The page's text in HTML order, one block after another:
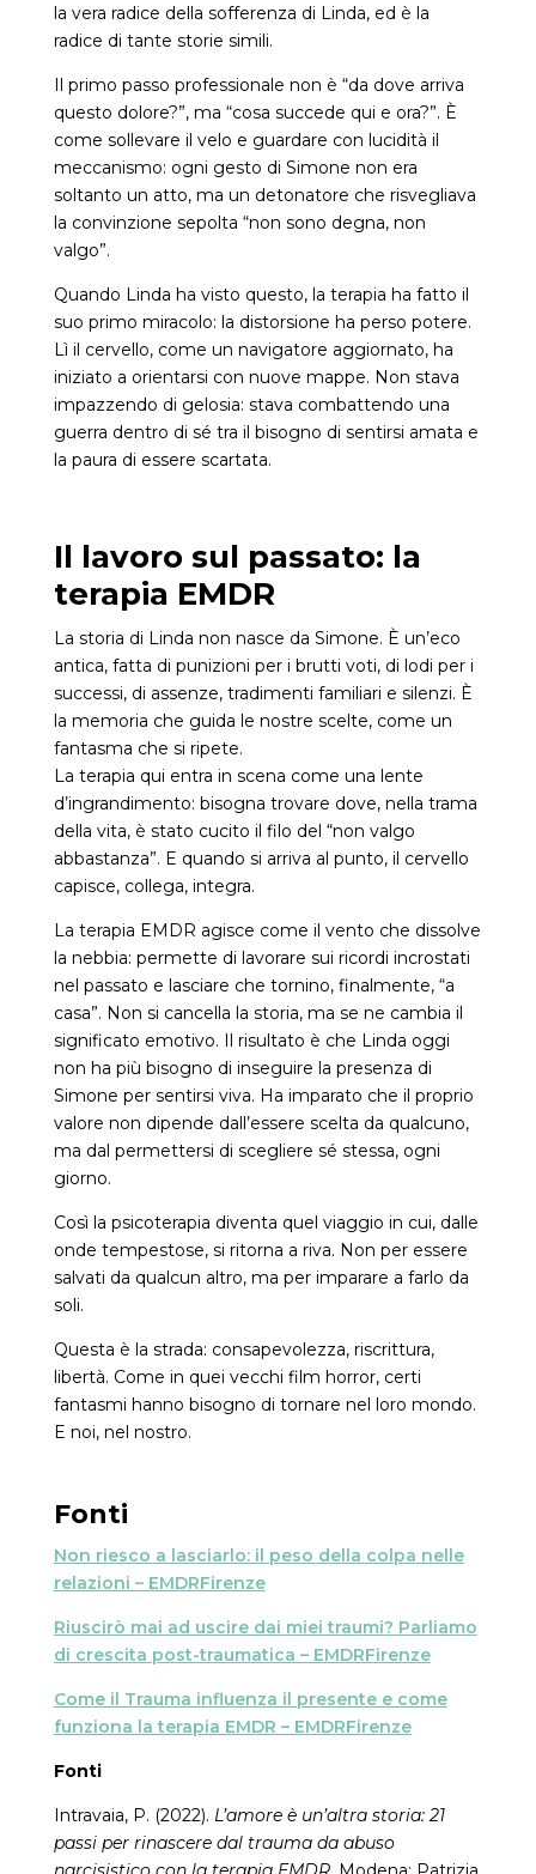
la vera radice della sofferenza di Linda, ed è la
radice di tante storie simili.
Il primo passo professionale non è “da dove arriva
questo dolore?”, ma “cosa succede qui e ora?”. È
come sollevare il velo e guardare con lucidità il
meccanismo: ogni gesto di Simone non era
soltanto un atto, ma un detonatore che risvegliava
la convinzione sepolta “non sono degna, non
valgo”.
Quando Linda ha visto questo, la terapia ha fatto il
suo primo miracolo: la distorsione ha perso potere.
Lì il cervello, come un navigatore aggiornato, ha
iniziato a orientarsi con nuove mappe. Non stava
impazzendo di gelosia: stava combattendo una
guerra dentro di sé tra il bisogno di sentirsi amata e
la paura di essere scartata.
Il lavoro sul passato: la
terapia EMDR
La storia di Linda non nasce da Simone. È un’eco
antica, fatta di punizioni per i brutti voti, di lodi per i
successi, di assenze, tradimenti familiari e silenzi. È
la memoria che guida le nostre scelte, come un
fantasma che si ripete.
La terapia qui entra in scena come una lente
d’ingrandimento: bisogna trovare dove, nella trama
della vita, è stato cucito il filo del “non valgo
abbastanza”. E quando si arriva al punto, il cervello
capisce, collega, integra.
La terapia EMDR agisce come il vento che dissolve
la nebbia: permette di lavorare sui ricordi incrostati
nel passato e lasciare che tornino, finalmente, “a
casa”. Non si cancella la storia, ma se ne cambia il
significato emotivo. Il risultato è che Linda oggi
non ha più bisogno di inseguire la presenza di
Simone per sentirsi viva. Ha imparato che il proprio
valore non dipende dall’essere scelta da qualcuno,
ma dal permettersi di scegliere sé stessa, ogni
giorno.
Così la psicoterapia diventa quel viaggio in cui, dalle
onde tempestose, si ritorna a riva. Non per essere
salvati da qualcun altro, ma per imparare a farlo da
soli.
Questa è la strada: consapevolezza, riscrittura,
libertà. Come in quei vecchi film horror, certi
fantasmi hanno bisogno di tornare nel loro mondo.
E noi, nel nostro.
Fonti
Non riesco a lasciarlo: il peso della colpa nelle
relazioni – EMDRFirenze
Riuscirò mai ad uscire dai miei traumi? Parliamo
di crescita post-traumatica – EMDRFirenze
Come il Trauma influenza il presente e come
funziona la terapia EMDR – EMDRFirenze
Fonti
Intravaia, P. (2022). L’amore è un’altra storia: 21
passi per rinascere dal trauma da abuso